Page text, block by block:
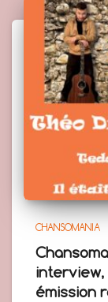
CHANSOMANIA
interview,
émission